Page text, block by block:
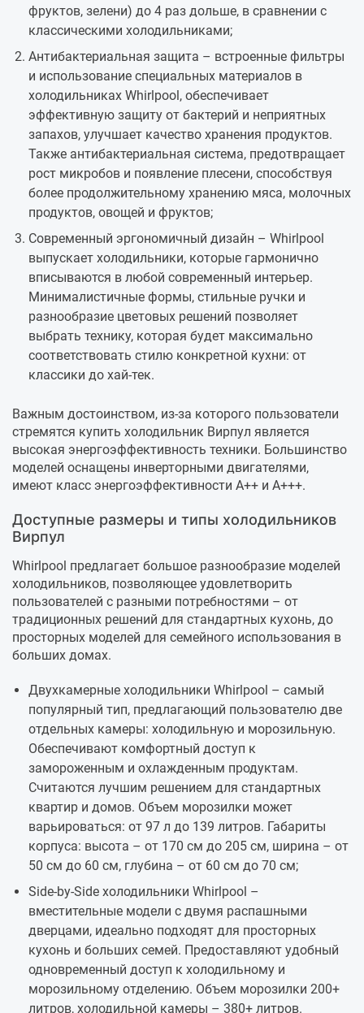
фруктов, зелени) до 4 раз дольше, в сравнении с
классическими холодильниками;
Антибактериальная защита – встроенные фильтры
и использование специальных материалов в
холодильниках Whirlpool, обеспечивает
эффективную защиту от бактерий и неприятных
запахов, улучшает качество хранения продуктов.
Также антибактериальная система, предотвращает
рост микробов и появление плесени, способствуя
более продолжительному хранению мяса, молочных
продуктов, овощей и фруктов;
Современный эргономичный дизайн – Whirlpool
выпускает холодильники, которые гармонично
вписываются в любой современный интерьер.
Минималистичные формы, стильные ручки и
разнообразие цветовых решений позволяет
выбрать технику, которая будет максимально
соответствовать стилю конкретной кухни: от
классики до хай-тек.
Важным достоинством, из-за которого пользователи
стремятся купить холодильник Вирпул является
высокая энергоэффективность техники. Большинство
моделей оснащены инверторными двигателями,
имеют класс энергоэффективности А++ и А+++.
Доступные размеры и типы холодильников
Вирпул
Whirlpool предлагает большое разнообразие моделей
холодильников, позволяющее удовлетворить
пользователей с разными потребностями – от
традиционных решений для стандартных кухонь, до
просторных моделей для семейного использования в
больших домах.
Двухкамерные холодильники Whirlpool – самый
популярный тип, предлагающий пользователю две
отдельных камеры: холодильную и морозильную.
Обеспечивают комфортный доступ к
замороженным и охлажденным продуктам.
Считаются лучшим решением для стандартных
квартир и домов. Объем морозилки может
варьироваться: от 97 л до 139 литров. Габариты
корпуса: высота – от 170 см до 205 см, ширина – от
50 см до 60 см, глубина – от 60 см до 70 см;
Side-by-Side холодильники Whirlpool –
вместительные модели с двумя распашными
дверцами, идеально подходят для просторных
кухонь и больших семей. Предоставляют удобный
одновременный доступ к холодильному и
морозильному отделению. Объем морозилки 200+
литров, холодильной камеры – 380+ литров.